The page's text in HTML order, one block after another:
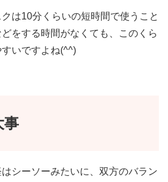
は10分くらいの短時間で使うこと
をする時間がなくても、このくら
いですよね(^^)
事
シーソーみたいに、双方のバラン